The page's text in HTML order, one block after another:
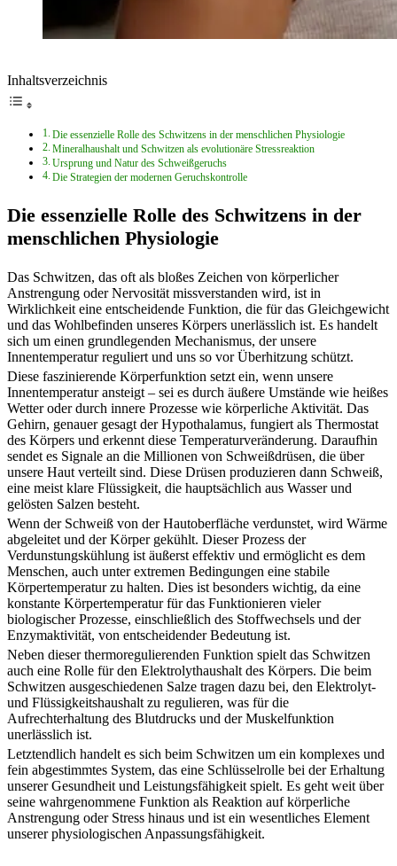
Inhaltsverzeichnis
Die essenzielle Rolle des Schwitzens in der menschlichen Physiologie
Mineralhaushalt und Schwitzen als evolutionäre Stressreaktion
Ursprung und Natur des Schweißgeruchs
Die Strategien der modernen Geruchskontrolle
Die essenzielle Rolle des Schwitzens in der
menschlichen Physiologie
Das Schwitzen, das oft als bloßes Zeichen von körperlicher
Anstrengung oder Nervosität missverstanden wird, ist in
Wirklichkeit eine entscheidende Funktion, die für das Gleichgewicht
und das Wohlbefinden unseres Körpers unerlässlich ist. Es handelt
sich um einen grundlegenden Mechanismus, der unsere
Innentemperatur reguliert und uns so vor Überhitzung schützt.
Diese faszinierende Körperfunktion setzt ein, wenn unsere
Innentemperatur ansteigt – sei es durch äußere Umstände wie heißes
Wetter oder durch innere Prozesse wie körperliche Aktivität. Das
Gehirn, genauer gesagt der Hypothalamus, fungiert als Thermostat
des Körpers und erkennt diese Temperaturveränderung. Daraufhin
sendet es Signale an die Millionen von Schweißdrüsen, die über
unsere Haut verteilt sind. Diese Drüsen produzieren dann Schweiß,
eine meist klare Flüssigkeit, die hauptsächlich aus Wasser und
gelösten Salzen besteht.
Wenn der Schweiß von der Hautoberfläche verdunstet, wird Wärme
abgeleitet und der Körper gekühlt. Dieser Prozess der
Verdunstungskühlung ist äußerst effektiv und ermöglicht es dem
Menschen, auch unter extremen Bedingungen eine stabile
Körpertemperatur zu halten. Dies ist besonders wichtig, da eine
konstante Körpertemperatur für das Funktionieren vieler
biologischer Prozesse, einschließlich des Stoffwechsels und der
Enzymaktivität, von entscheidender Bedeutung ist.
Neben dieser thermoregulierenden Funktion spielt das Schwitzen
auch eine Rolle für den Elektrolythaushalt des Körpers. Die beim
Schwitzen ausgeschiedenen Salze tragen dazu bei, den Elektrolyt-
und Flüssigkeitshaushalt zu regulieren, was für die
Aufrechterhaltung des Blutdrucks und der Muskelfunktion
unerlässlich ist.
Letztendlich handelt es sich beim Schwitzen um ein komplexes und
fein abgestimmtes System, das eine Schlüsselrolle bei der Erhaltung
unserer Gesundheit und Leistungsfähigkeit spielt. Es geht weit über
seine wahrgenommene Funktion als Reaktion auf körperliche
Anstrengung oder Stress hinaus und ist ein wesentliches Element
unserer physiologischen Anpassungsfähigkeit.